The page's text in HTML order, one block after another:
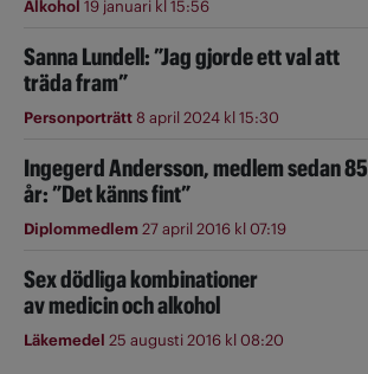
Alkohol 19 januari kl 15:56
Sanna Lundell: ”Jag gjorde ett val att
träda fram”
Personporträtt8 april 2024 kl 15:30
Ingegerd Andersson, medlem sedan 85
år: ”Det känns fint”
Diplommedlem27 april 2016 kl 07:19
Sex dödliga kombinationer
av medicin och alkohol
Läkemedel 25 augusti 2016 kl 08:20